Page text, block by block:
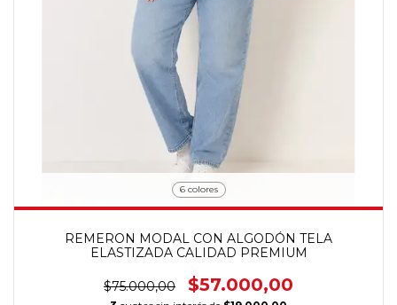
6 colores
REMERON MODAL CON ALGODÓN TELA
ELASTIZADA CALIDAD PREMIUM
$75.000,00 $57.000,00